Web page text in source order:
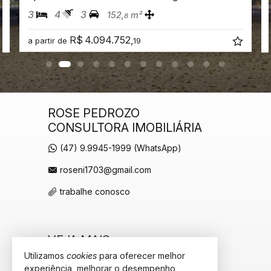
3 4 3 152,8 m²
a partir de R$ 4.094.752,19
ROSE PEDROZO
CONSULTORA IMOBILIÁRIA
(47) 9.9945-1999 (WhatsApp)
roseni1703@gmail.com
trabalhe conosco
VEJA MAIS
receba nosso newsletter
Utilizamos cookies para oferecer melhor
experiência, melhorar o desempenho,